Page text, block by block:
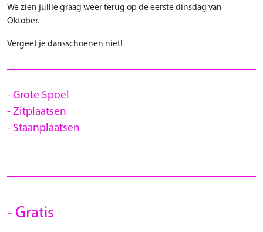
We zien jullie graag weer terug op de eerste dinsdag van
Oktober.
Vergeet je dansschoenen niet!
Grote Spoel
Zitplaatsen
Staanplaatsen
Gratis